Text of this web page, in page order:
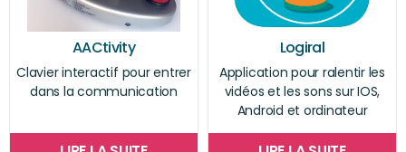
AACtivity
Clavier interactif pour entrer
dans la communication
Logiral
Application pour ralentir les
vidéos et les sons sur IOS,
Android et ordinateur